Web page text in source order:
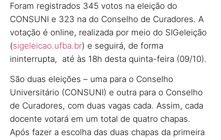
Foram registrados 345 votos na eleição do
CONSUNI e 323 na do Conselho de Curadores. A
votação é online, realizada por meio do SIGeleição
(sigeleicao.ufba.br) e seguirá, de forma
ininterrupta, até às 18h desta quinta-feira (09/10).
São duas eleições – uma para o Conselho
Universitário (CONSUNI) e outra para o Conselho
de Curadores, com duas vagas cada. Assim, cada
docente votará em um total de quatro chapas.
Após fazer a escolha das duas chapas da primeira